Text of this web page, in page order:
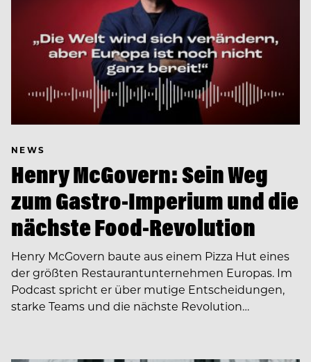
NEWS
Henry McGovern: Sein Weg
zum Gastro-Imperium und die
nächste Food-Revolution
Henry McGovern baute aus einem Pizza Hut eines
der größten Restaurantunternehmen Europas. Im
Podcast spricht er über mutige Entscheidungen,
starke Teams und die nächste Revolution…